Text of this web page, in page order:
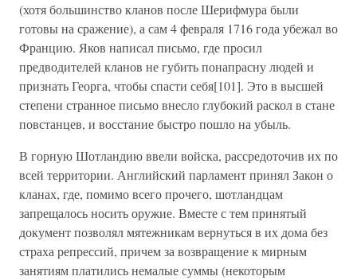
(хотя большинство кланов после Шерифмура были
готовы на сражение), а сам 4 февраля 1716 года убежал во
Францию. Яков написал письмо, где просил
предводителей кланов не губить понапрасну людей и
признать Георга, чтобы спасти себя[101]. Это в высшей
степени странное письмо внесло глубокий раскол в стане
повстанцев, и восстание быстро пошло на убыль.
В горную Шотландию ввели войска, рассредоточив их по
всей территории. Английский парламент принял Закон о
кланах, где, помимо всего прочего, шотландцам
запрещалось носить оружие. Вместе с тем принятый
документ позволял мятежникам вернуться в их дома без
страха репрессий, причем за возвращение к мирным
занятиям платились немалые суммы (некоторым